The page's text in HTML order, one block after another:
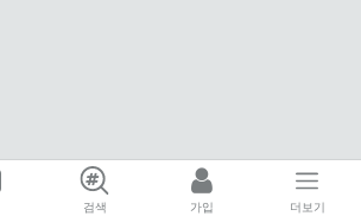
검색 가입 더보기